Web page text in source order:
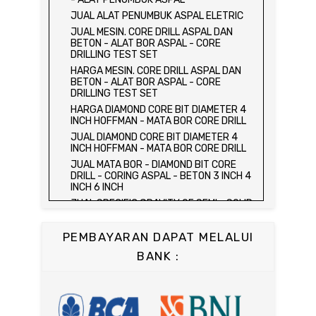
HARGA ALAT UJI FLEXURAL TEST -
HYDRAULIC CONCRETE BEAM TESTING
MACHINE
JUAL ALAT UJI FLEXURAL TEST -
HYDRAULIC CONCRETE BEAM TESTING
MACHINE
HARGA ALAT UJI KUAT TEKAN LENTUR -
HYDRAULIC CONCRETE BEAM TESTING
MACHINE
JUAL ALAT UJI KUAT TEKAN LENTUR -
HYDRAULIC CONCRETE BEAM TESTING
MACHINE
JUAL COMPRESSION MACHINE 2000 KN -
ALAT UJI KUAT TEKAN BETON - TEST
BETON - PRESS BETON
JUAL SLUMP TEST SET - KERUCUT
JUAL CONCRETE CYLINDER MOLD /
CETAKAN SILINDER BETON 15 x 30 cm
JUAL CONCRETE CUBE MOLD / CETAKAN
JUAL COMPRESSION MACHINE 1500 KN /
JUAL ALAT PENUMBUK ASPAL ELETRIC
JUAL MESIN. CORE DRILL ASPAL DAN
BETON - ALAT BOR ASPAL - CORE
DRILLING TEST SET
HARGA MESIN. CORE DRILL ASPAL DAN
BETON - ALAT BOR ASPAL - CORE
DRILLING TEST SET
HARGA DIAMOND CORE BIT DIAMETER 4
INCH HOFFMAN - MATA BOR CORE DRILL
JUAL DIAMOND CORE BIT DIAMETER 4
INCH HOFFMAN - MATA BOR CORE DRILL
JUAL MATA BOR - DIAMOND BIT CORE
DRILL - CORING ASPAL - BETON 3 INCH 4
INCH 6 INCH
JUAL SPECIFIC GRAVITY OF SEMI - SOLID
JUAL DISTILATION OF CUTBACK
ASPHALTS
JUAL WATER CONTENT IN PETROLEUM
JUAL FLASH AND FIRE POINT BY
CLEVELAND OPEN CUP / ALAT UJI TITIK
PEMBAYARAN DAPAT MELALUI
BANK :